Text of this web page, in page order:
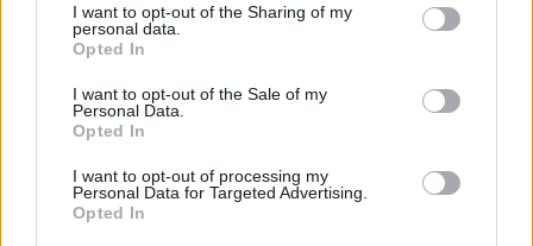
I want to opt-out of the Sharing of my
personal data.
Opted In
I want to opt-out of the Sale of my
Personal Data.
Opted In
I want to opt-out of processing my
Personal Data for Targeted Advertising.
Opted In